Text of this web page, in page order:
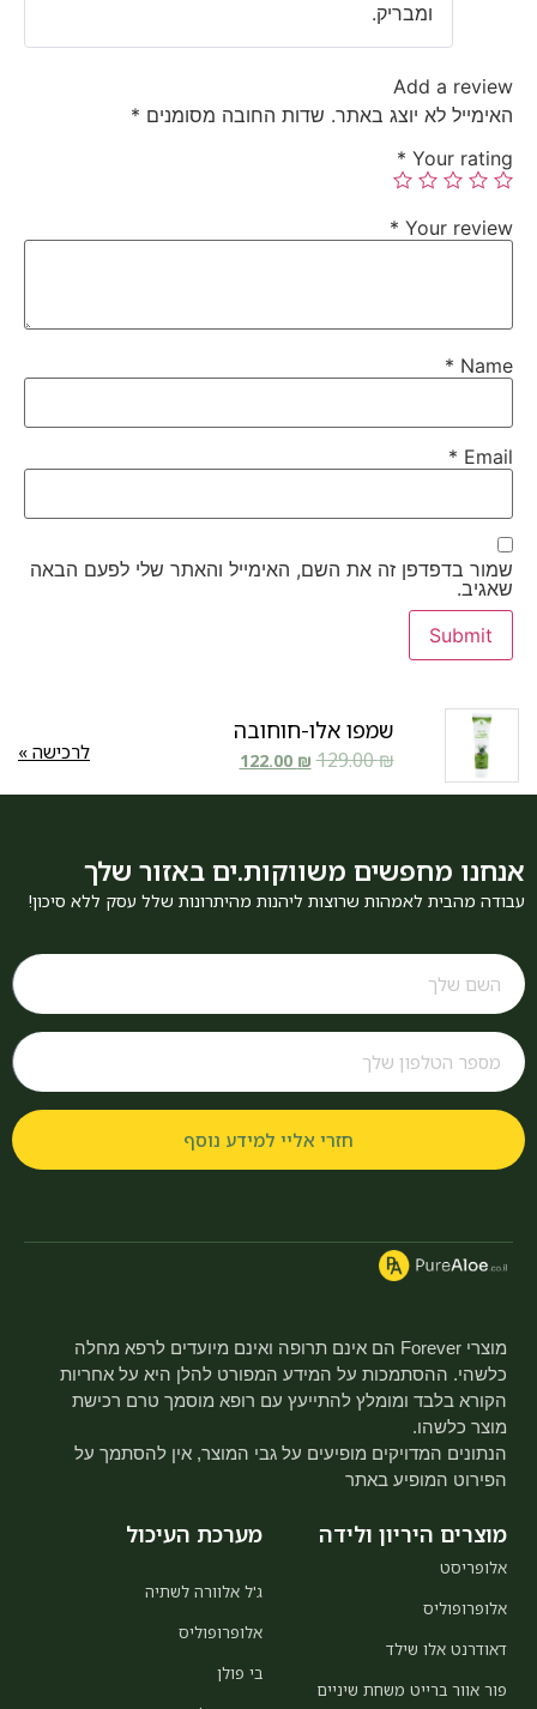
ומבריק.
Add a review
האימייל לא יוצג באתר. שדות החובה מסומנים *
Your rating
*
Your review
*
Name
*
Email
*
שמור בדפדפן זה את השם, האימייל והאתר שלי לפעם הבאה
שאגיב.
שמפו אלו-חוחובה
129.00₪
122.00 ₪ לרכישה »
אנחנו מחפשים משווקות.ים באזור שלך
עבודה מהבית לאמהות שרוצות ליהנות מהיתרונות שלל עסק ללא סיכון!
חזרי אליי למידע נוסף
מוצרי Forever הם אינם תרופה ואינם מיועדים לרפא מחלה
כלשהי. ההסתמכות על המידע המפורט להלן היא על אחריות
הקורא בלבד ומומלץ להתייעץ עם רופא מוסמך טרם רכישת
מוצר כלשהו.
הנתונים המדויקים מופיעים על גבי המוצר, אין להסתמך על
הפירוט המופיע באתר
מוצרים היריון ולידה
אלופריסט
אלופרופוליס
דאודרנט אלו שילד
פור אוור ברייט משחת שיניים
מערכת העיכול
ג'ל אלוורה לשתיה
אלופרופוליס
בי פולן